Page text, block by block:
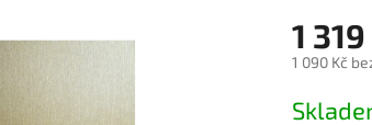
1
1 090 Kč
cena: